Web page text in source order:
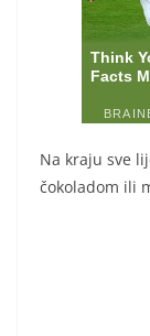
Na kraju sve
čokoladom ili